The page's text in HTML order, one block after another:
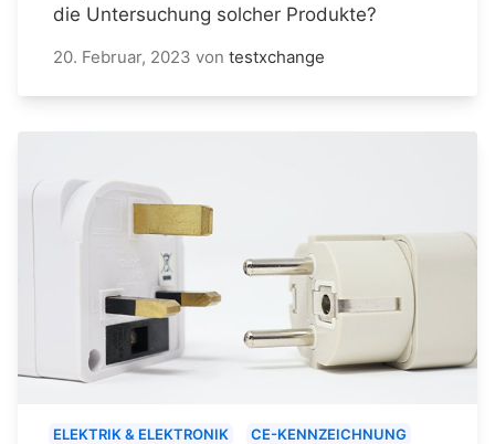
die Untersuchung solcher Produkte?
20. Februar, 2023 von testxchange
ELEKTRIK & ELEKTRONIK
CE-KENNZEICHNUNG